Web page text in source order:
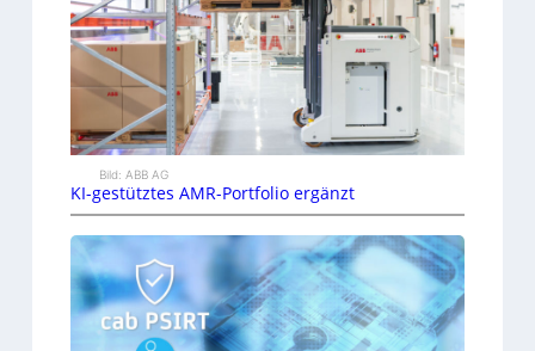
Bild: ABB AG
KI-gestütztes AMR-Portfolio ergänzt